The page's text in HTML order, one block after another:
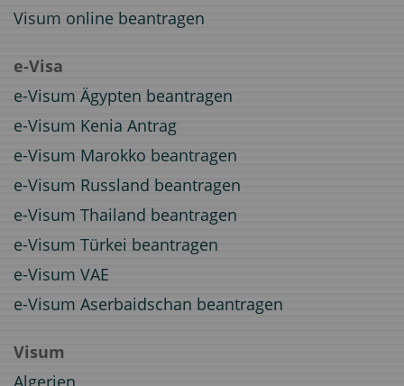
Visum online beantragen
e-Visa
e-Visum Ägypten beantragen
e-Visum Kenia Antrag
e-Visum Marokko beantragen
e-Visum Russland beantragen
e-Visum Thailand beantragen
e-Visum Türkei beantragen
e-Visum VAE
e-Visum Aserbaidschan beantragen
Visum
Algerien